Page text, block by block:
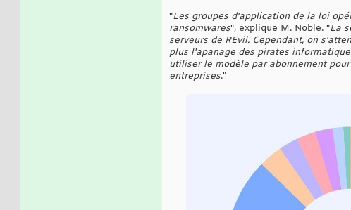
"Les groupes d'application de la loi
ransomwares", explique M. Noble. "La
serveurs de REvil. Cependant, on
plus l'apanage des pirates
utiliser le modèle par abonnement
entreprises."